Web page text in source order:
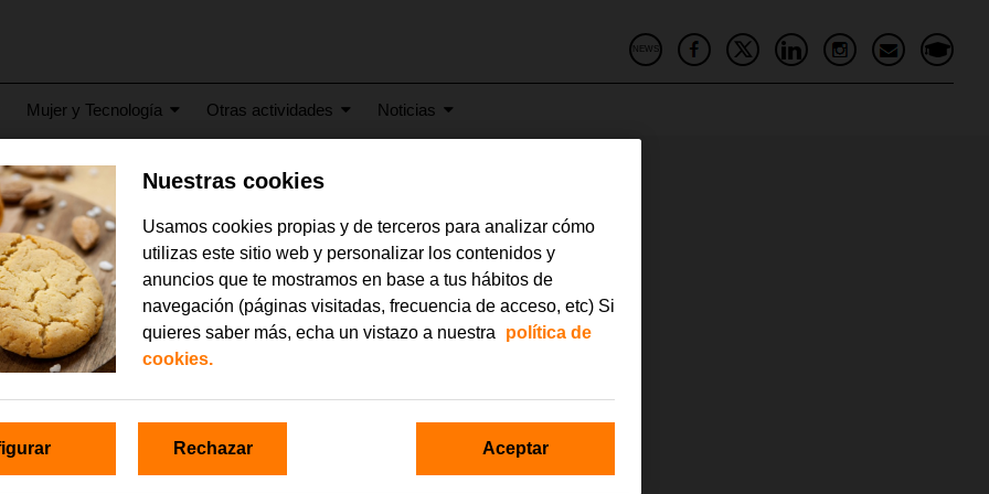
NEWS
Mujer y Tecnología Otras actividades Noticias
Edyta en Córdoba
Nuestras cookies
Usamos cookies propias y de terceros para analizar cómo
utilizas este sitio web y personalizar los contenidos y
anuncios que te mostramos en base a tus hábitos de
navegación (páginas visitadas, frecuencia de acceso, etc) Si
quieres saber más, echa un vistazo a nuestra
política de
cookies.
Rechazar Aceptar